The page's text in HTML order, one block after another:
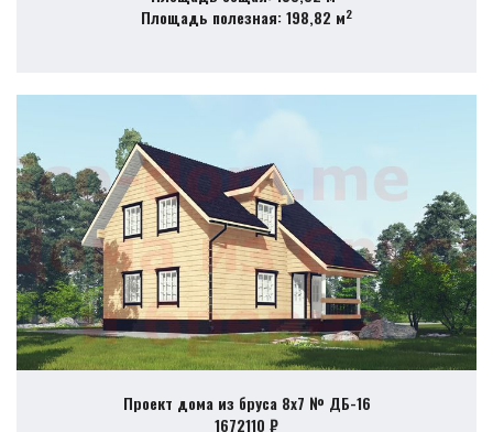
Площадь полезная: 198,82 м2
Проект дома из бруса 8х7 № ДБ-16
1672110 ₽